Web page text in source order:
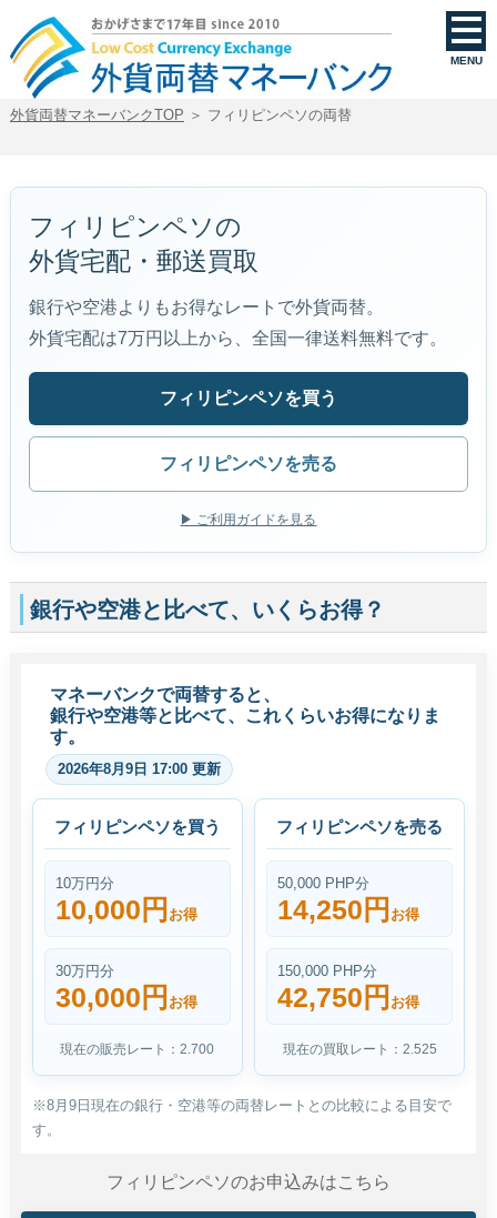
MENU
外貨両替マネーバンクTOP ＞ フィリピンペソの両替
フィリピンペソの
外貨宅配・郵送買取
銀行や空港よりもお得なレートで外貨両替。
外貨宅配は7万円以上から、全国一律送料無料です。
フィリピンペソを買う
フィリピンペソを売る
▶ ご利用ガイドを見る
銀行や空港と比べて、いくらお得？
マネーバンクで両替すると、
銀行や空港等と比べて、これくらいお得になりま
す。
2026年8月9日 17:00 更新
フィリピンペソを買う
10万円分
10,000円 お得
30万円分
30,000円 お得
現在の販売レート：2.700
フィリピンペソを売る
50,000 PHP分
14,250円 お得
150,000 PHP分
42,750円 お得
現在の買取レート：2.525
※8月9日現在の銀行・空港等の両替レートとの比較による目安で
す。
フィリピンペソのお申込みはこちら